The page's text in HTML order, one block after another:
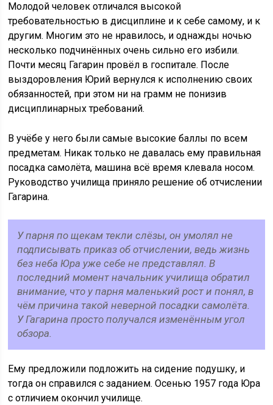
Молодой человек отличался высокой
требовательностью в дисциплине и к себе самому, и к
другим. Многим это не нравилось, и однажды ночью
несколько подчинённых очень сильно его избили.
Почти месяц Гагарин провёл в госпитале. После
выздоровления Юрий вернулся к исполнению своих
обязанностей, при этом ни на грамм не понизив
дисциплинарных требований.
В учёбе у него были самые высокие баллы по всем
предметам. Никак только не давалась ему правильная
посадка самолёта, машина всё время клевала носом.
Руководство училища приняло решение об отчислении
Гагарина.
У парня по щекам текли слёзы, он умолял не
подписывать приказ об отчислении, ведь жизнь
без неба Юра уже себе не представлял. В
последний момент начальник училища обратил
внимание, что у парня маленький рост и понял, в
чём причина такой неверной посадки самолёта.
У Гагарина просто получался изменённым угол
обзора.
Ему предложили подложить на сидение подушку, и
тогда он справился с заданием. Осенью 1957 года Юра
с отличием окончил училище.